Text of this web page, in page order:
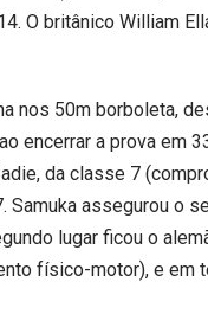
O britânico William
nos 50m borboleta,
encerrar a prova em
da classe 7
assegurou o
lugar ficou o
físico-motor), e em